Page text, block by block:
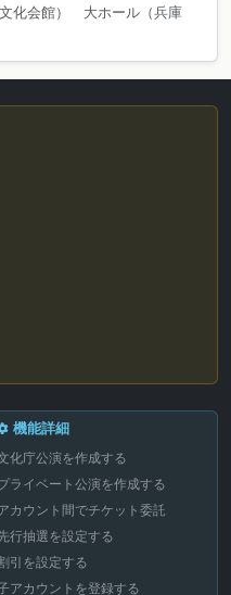
化会館） 大ホール （兵庫
機能詳細
化庁公演を作成する
ライベート公演を作成する
カウント間でチケット委託
行抽選を設定する
引を設定する
アカウントを登録する